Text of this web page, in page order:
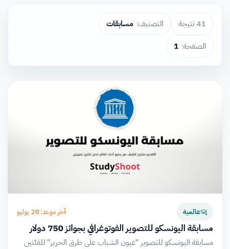
41 نتيجة التصنيف: مسابقات
الصفحة: 1
عالمية آخر موعد: 28 يوليو
مسابقة اليونسكو للتصوير الفوتوغرافي بجوائز 750 دولار
مسابقة اليونسكو للتصوير "عيون الشباب على طرق الحرير" للفئتين